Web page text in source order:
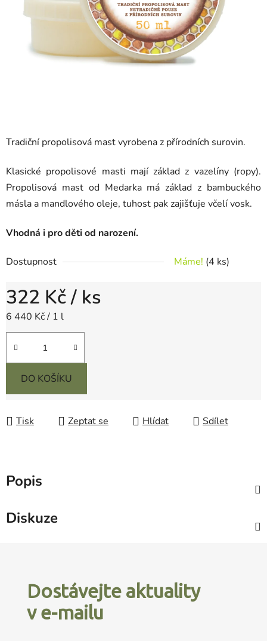
Tradiční propolisová mast vyrobena z přírodních surovin.
Klasické propolisové masti mají základ z vazelíny (ropy).
Propolisová mast od Medarka má základ z bambuckého
másla a mandlového oleje, tuhost pak zajišťuje včelí vosk.
Vhodná i pro děti od narození.
Dostupnost Máme! (4 ks)
322 Kč/ ks
Měrná cena:
6 440 Kč / 1 l
DO KOŠÍKU
Tisk Zeptat se Hlídat Sdílet
Popis
Diskuze
Dostávejte aktuality
v e-mailu